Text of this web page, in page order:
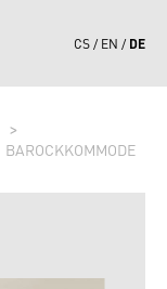
CS EN DE
BAROCKKOMMODE